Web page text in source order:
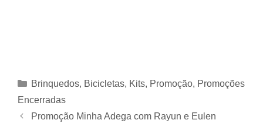
Categorias
Brinquedos, Bicicletas, Kits, Promoção, Promoções
Encerradas
Promoção Minha Adega com Rayun e Eulen